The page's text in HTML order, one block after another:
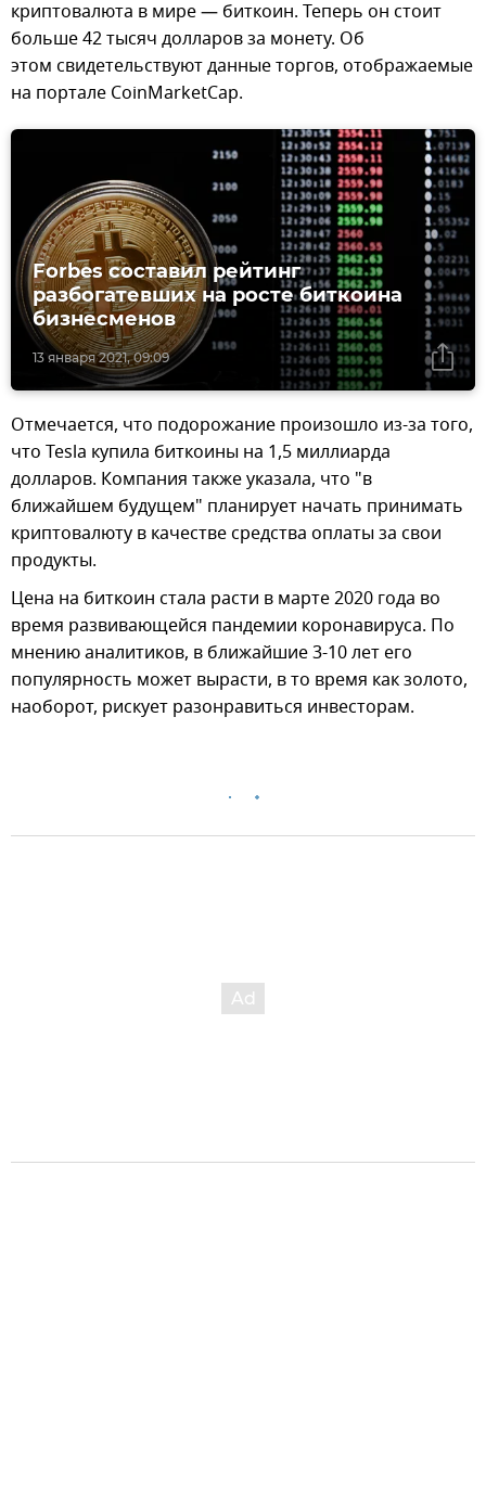
криптовалюта в мире — биткоин. Теперь он стоит
больше 42 тысяч долларов за монету. Об
этом свидетельствуют данные торгов, отображаемые
на портале CoinMarketCap.
13 января 2021, 09:09
Forbes составил рейтинг
разбогатевших на росте биткоина
бизнесменов
Отмечается, что подорожание произошло из-за того,
что Tesla купила биткоины на 1,5 миллиарда
долларов. Компания также указала, что "в
ближайшем будущем" планирует начать принимать
криптовалюту в качестве средства оплаты за свои
продукты.
Цена на биткоин стала расти в марте 2020 года во
время развивающейся пандемии коронавируса. По
мнению аналитиков, в ближайшие 3-10 лет его
популярность может вырасти, в то время как золото,
наоборот, рискует разонравиться инвесторам.